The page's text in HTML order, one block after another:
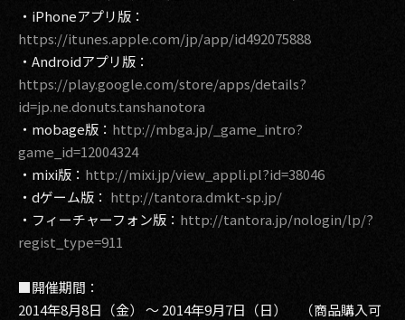
・iPhoneアプリ版：
https://itunes.apple.com/jp/app/id492075888
・Androidアプリ版：
https://play.google.com/store/apps/details?
id=jp.ne.donuts.tanshanotora
・mobage版： http://mbga.jp/_game_intro?
game_id=12004324
・mixi版： http://mixi.jp/view_appli.pl?id=38046
・dゲーム版： http://tantora.dmkt-sp.jp/
・フィーチャーフォン版： http://tantora.jp/nologin/lp/?
regist_type=911
■開催期間：
2014年8月8日（金） ～ 2014年9月7日（日） （商品購入可